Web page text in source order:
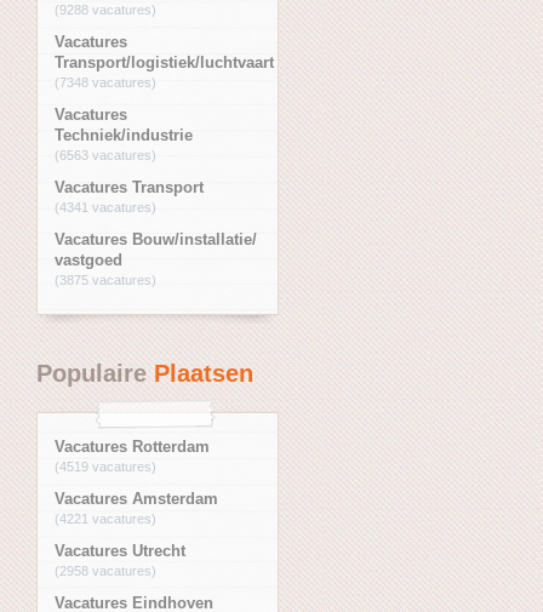
(9288 vacatures)
Vacatures
Transport/logistiek/luchtvaart
(7348 vacatures)
Vacatures
Techniek/industrie
(6563 vacatures)
Vacatures Transport
(4341 vacatures)
Vacatures Bouw/installatie/
vastgoed
(3875 vacatures)
PopulairePlaatsen
Vacatures Rotterdam
(4519 vacatures)
Vacatures Amsterdam
(4221 vacatures)
Vacatures Utrecht
(2958 vacatures)
Vacatures Eindhoven